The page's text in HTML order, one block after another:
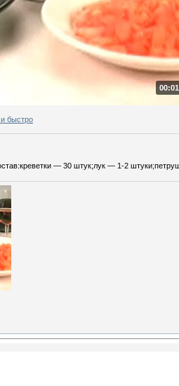
и быстро
— 30 штук;лук — 1-2